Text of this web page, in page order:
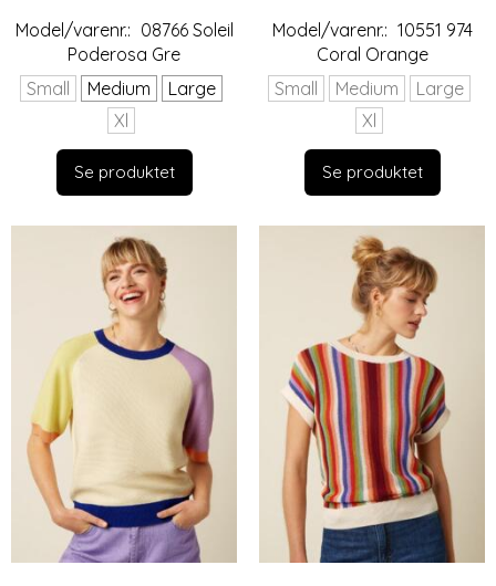
Model/varenr.: 08766 Soleil
Poderosa Gre
Small
Medium
Large
Xl
Se produktet
Model/varenr.: 10551 974
Coral Orange
Small
Medium
Large
Xl
Se produktet